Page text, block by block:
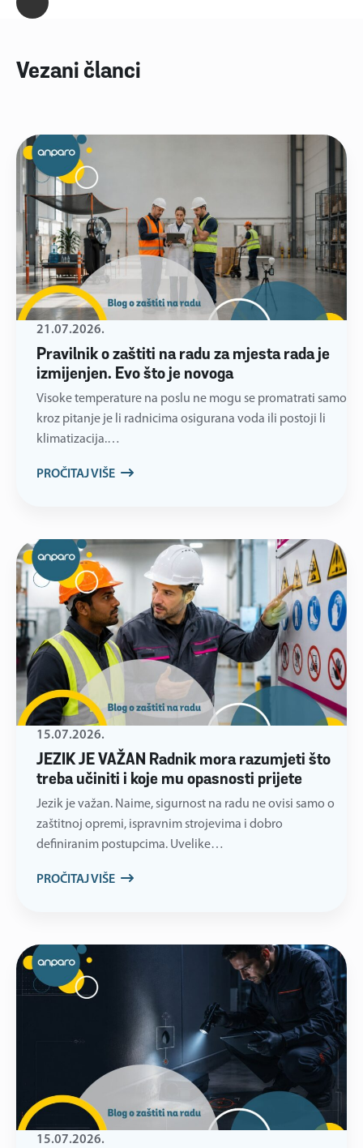
Vezani članci
Pravilnik o zaštiti na radu za mjesta rada je
izmijenjen. Evo što je novoga
21.07.2026.
Visoke temperature na poslu ne mogu se promatrati samo
kroz pitanje je li radnicima osigurana voda ili postoji li
klimatizacija.…
PROČITAJ VIŠE
JEZIK JE VAŽAN Radnik mora razumjeti što
treba učiniti i koje mu opasnosti prijete
15.07.2026.
Jezik je važan. Naime, sigurnost na radu ne ovisi samo o
zaštitnoj opremi, ispravnim strojevima i dobro
definiranim postupcima. Uvelike…
PROČITAJ VIŠE
15.07.2026.